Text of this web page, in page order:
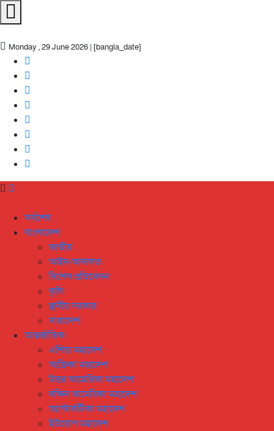
Monday , 29 June 2026 | [bangla_date]
সর্বশেষ
বাংলাদেশ
জাতীয়
আইন-আদালত
বিশেষ প্রতিবেদন
কৃষি
স্থানীয় সরকার
সারাদেশ
আন্তর্জাতিক
এশিয়া মহাদেশ
আফ্রিকা মহাদেশ
উত্তর আমেরিকা মহাদেশ
দক্ষিন আমেরিকা মহাদেশ
অ্যান্টার্কটিকা মহাদেশ
ইউরোপ মহাদেশ